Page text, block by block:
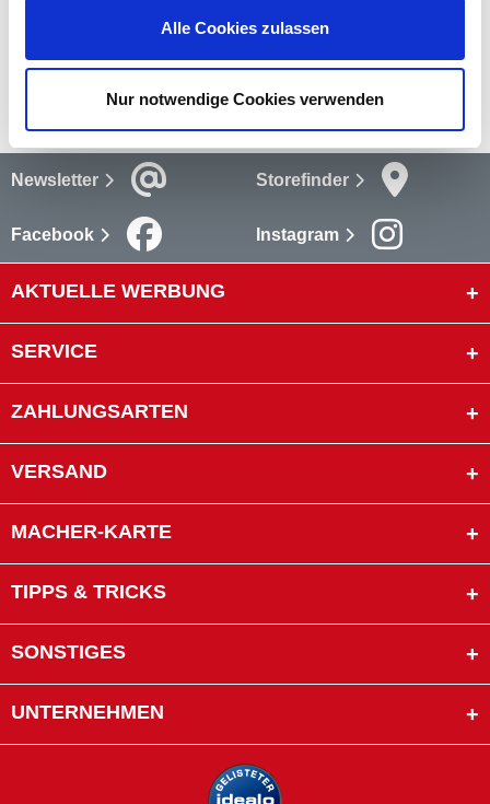
Alle Cookies zulassen
Nur notwendige Cookies verwenden
mehr
Newsletter Storefinder
Facebook Instagram
AKTUELLE WERBUNG
SERVICE
ZAHLUNGSARTEN
VERSAND
MACHER-KARTE
TIPPS & TRICKS
SONSTIGES
UNTERNEHMEN